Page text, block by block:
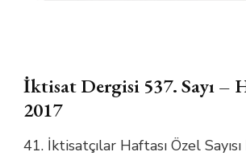
İktisat Dergisi 537. Sayı –
2017
41. İktisatçılar Haftası Özel